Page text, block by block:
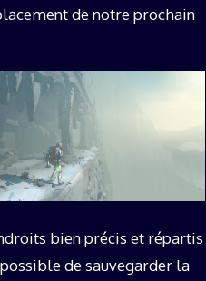
de notre prochain
bien précis et répartis
de sauvegarder la